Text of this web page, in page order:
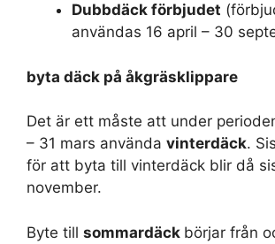
Dubbdäck förbjudet
användas 16 april – 30
byta däck på åkgräsklippare
Det är ett måste att under
– 31 mars använda vinterdäck.
för att byta till vinterdäck blir då
november.
Byte till sommardäck börjar från